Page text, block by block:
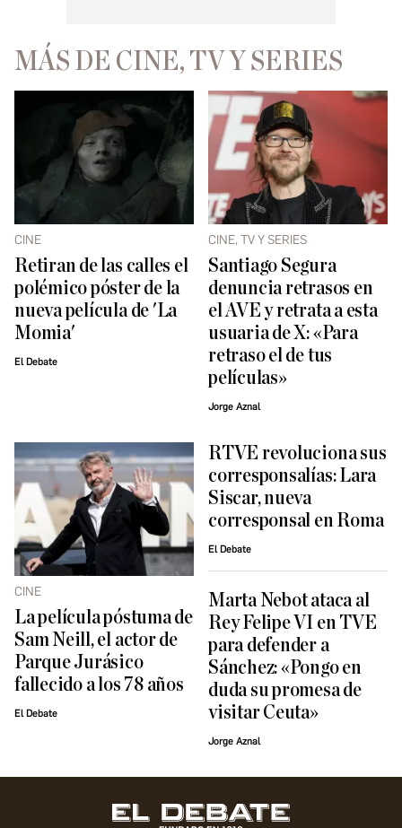
MÁS DE CINE, TV Y SERIES
CINE
Retiran de las calles el
polémico póster de la
nueva película de 'La
Momia'
El Debate
CINE, TV Y SERIES
Santiago Segura
denuncia retrasos en
el AVE y retrata a esta
usuaria de X: «Para
retraso el de tus
películas»
Jorge Aznal
CINE
La película póstuma de
Sam Neill, el actor de
Parque Jurásico
fallecido a los 78 años
El Debate
RTVE revoluciona sus
corresponsalías: Lara
Siscar, nueva
corresponsal en Roma
El Debate
Marta Nebot ataca al
Rey Felipe VI en TVE
para defender a
Sánchez: «Pongo en
duda su promesa de
visitar Ceuta»
Jorge Aznal